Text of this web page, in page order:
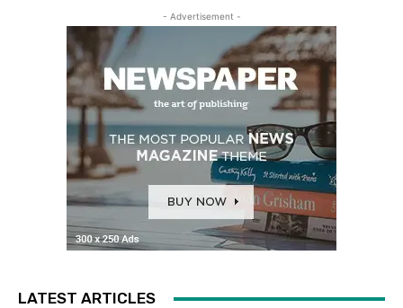
- Advertisement -
LATEST ARTICLES